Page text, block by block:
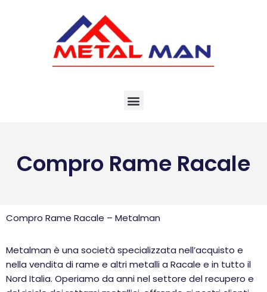
Compro Rame Racale
Compro Rame Racale – Metalman
Metalman è una società specializzata nell’acquisto e
nella vendita di rame e altri metalli a Racale e in tutto il
Nord Italia. Operiamo da anni nel settore del recupero e